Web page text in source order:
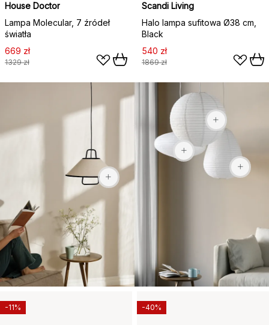
House Doctor
Lampa Molecular, 7 źródeł
światła
669 zł
1329 zł
Scandi Living
Halo lampa sufitowa Ø38 cm,
Black
540 zł
1869 zł
92,90 zł
-11% -40%